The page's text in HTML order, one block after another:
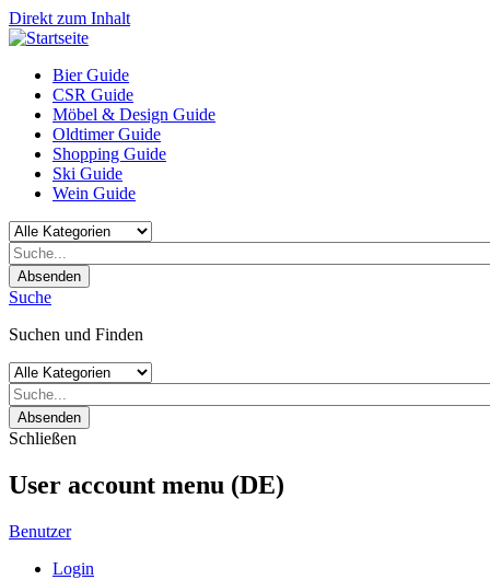
Direkt zum Inhalt
Bier Guide
CSR Guide
Möbel & Design Guide
Oldtimer Guide
Shopping Guide
Ski Guide
Wein Guide
Absenden
Suche
Suchen und Finden
Absenden
Schließen
User account menu (DE)
Benutzer
Login